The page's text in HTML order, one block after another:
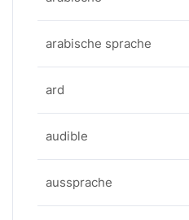
arabische sprache
ard
audible
aussprache